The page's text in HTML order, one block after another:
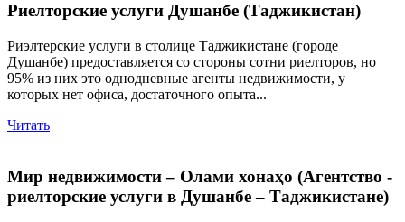
Риелторские услуги Душанбе (Таджикистан)
Риэлтерские услуги в столице Таджикистане (городе
Душанбе) предоставляется со стороны сотни риелторов, но
95% из них это однодневные агенты недвижимости, у
которых нет офиса, достаточного опыта...
Читать
Мир недвижимости – Олами хонаҳо (Агентство -
риелторские услуги в Душанбе – Таджикистане)